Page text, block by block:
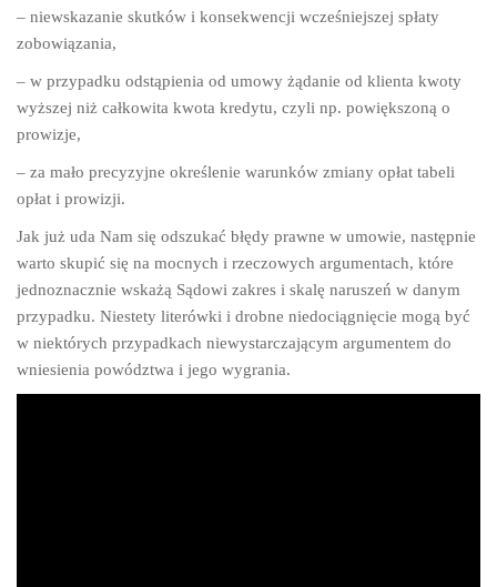
– niewskazanie skutków i konsekwencji wcześniejszej spłaty
zobowiązania,
– w przypadku odstąpienia od umowy żądanie od klienta kwoty
wyższej niż całkowita kwota kredytu, czyli np. powiększoną o
prowizje,
– za mało precyzyjne określenie warunków zmiany opłat tabeli
opłat i prowizji.
Jak już uda Nam się odszukać błędy prawne w umowie, następnie
warto skupić się na mocnych i rzeczowych argumentach, które
jednoznacznie wskażą Sądowi zakres i skalę naruszeń w danym
przypadku. Niestety literówki i drobne niedociągnięcie mogą być
w niektórych przypadkach niewystarczającym argumentem do
wniesienia powództwa i jego wygrania.